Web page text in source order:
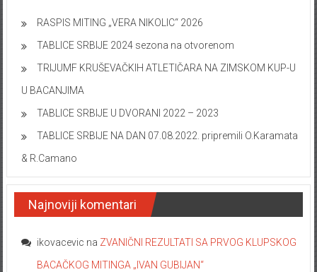
RASPIS MITING „VERA NIKOLIC“ 2026
TABLICE SRBIJE 2024 sezona na otvorenom
TRIJUMF KRUŠEVAČKIH ATLETIČARA NA ZIMSKOM KUP-U
U BACANJIMA
TABLICE SRBIJE U DVORANI 2022 – 2023
TABLICE SRBIJE NA DAN 07.08.2022. pripremili O.Karamata
& R.Camano
Najnoviji komentari
ikovacevic na ZVANIČNI REZULTATI SA PRVOG KLUPSKOG
BACAČKOG MITINGA „IVAN GUBIJAN“